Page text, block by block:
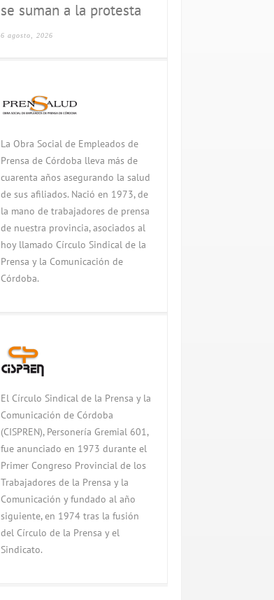
se suman a la protesta
6 agosto, 2026
La Obra Social de Empleados de
Prensa de Córdoba lleva más de
cuarenta años asegurando la salud
de sus afiliados. Nació en 1973, de
la mano de trabajadores de prensa
de nuestra provincia, asociados al
hoy llamado Círculo Sindical de la
Prensa y la Comunicación de
Córdoba.
El Círculo Sindical de la Prensa y la
Comunicación de Córdoba
(CISPREN), Personería Gremial 601,
fue anunciado en 1973 durante el
Primer Congreso Provincial de los
Trabajadores de la Prensa y la
Comunicación y fundado al año
siguiente, en 1974 tras la fusión
del Círculo de la Prensa y el
Sindicato.